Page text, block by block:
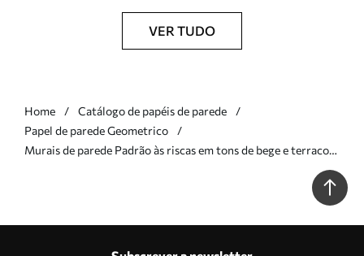
VER TUDO
Home
Catálogo de papéis de parede
Papel de parede Geometrico
Murais de parede Padrão às riscas em tons de bege e terracota